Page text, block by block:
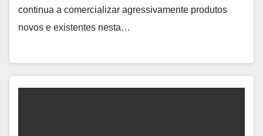
continua a comercializar agressivamente produtos
novos e existentes nesta…